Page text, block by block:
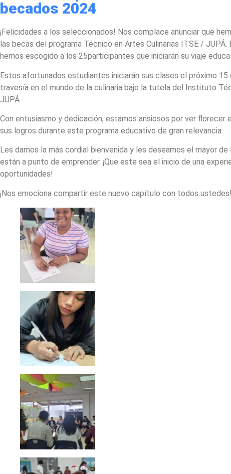
becados 2024
¡Felicidades a los seleccionados! Nos complace anunciar que
las becas del programa Técnico en Artes Culinarias ITSE /
hemos escogido a los 25participantes que iniciarán su viaje
Estos afortunados estudiantes iniciarán sus clases el próximo 15
travesía en el mundo de la culinaria bajo la tutela del Instituto
JUPÁ.
Con entusiasmo y dedicación, estamos ansiosos por ver
sus logros durante este programa educativo de gran relevancia.
Les damos la más cordial bienvenida y les deseamos el mayor
están a punto de emprender. ¡Que este sea el inicio de una
oportunidades!
¡Nos emociona compartir este nuevo capítulo con todos ustedes!